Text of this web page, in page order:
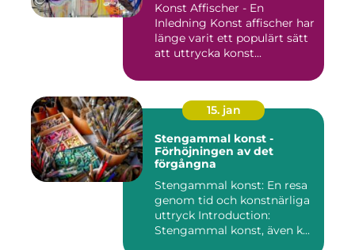
Konst Affischer - En
Inledning Konst affischer har
länge varit ett populärt sätt
att uttrycka konst...
15. jan
Stengammal konst -
Förhöjningen av det
förgångna
Stengammal konst: En resa
genom tid och konstnärliga
uttryck Introduction:
Stengammal konst, även k...